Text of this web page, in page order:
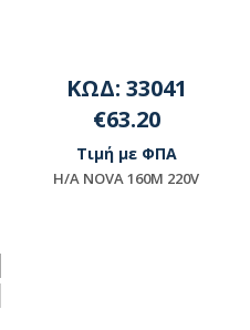
ΚΩΔ: 33041
€63.20
Τιμή με ΦΠΑ
H/A NOVA 160M 220V